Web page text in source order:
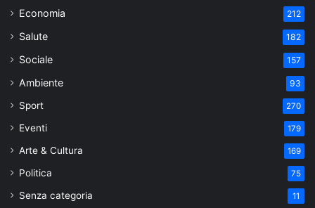
Economia 212
Salute 182
Sociale 157
Ambiente 93
Sport 270
Eventi 179
Arte & Cultura 169
Politica 75
Senza categoria 11